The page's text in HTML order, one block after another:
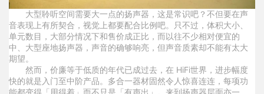
大型聆听空间需要大一点的扬声器，这是常识吧？不但要在声
音表现上有所契合，视觉上都要配合比例吧。只不过，体积大小、
单元数目，大部分情况下和售价成正比，而以往不少相对便宜的
中、大型座地扬声器，声音的确够响亮，但声音质素却不能有太大
期望。
然而，价廉等于低质的年代已成过去，在 HiFi世界，进步幅度
快的就是入门至中阶产品。多合一器材固然令人惊喜连连，每项功
能都变得「用得着」而不只是「有声出」。来到扬声器层面亦一